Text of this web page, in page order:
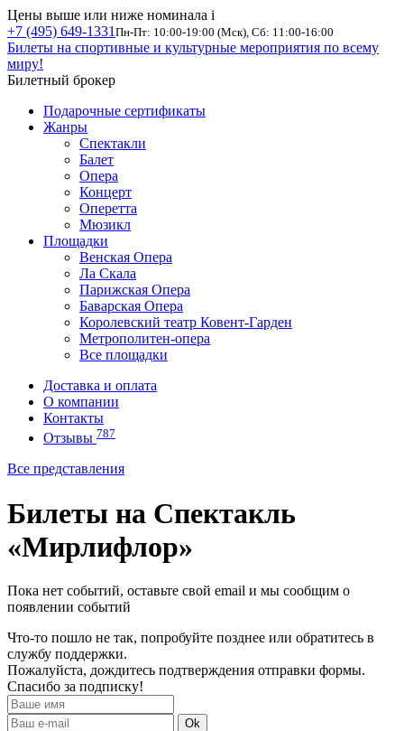
Цены выше или ниже номинала i
+7 (495) 649-1331 Пн-Пт: 10:00-19:00 (Мск), Сб: 11:00-16:00
Билеты на спортивные и культурные мероприятия по всему
миру!
Билетный брокер
Подарочные сертификаты
Жанры
Спектакли
Балет
Опера
Концерт
Оперетта
Мюзикл
Площадки
Венская Опера
Ла Скала
Парижская Опера
Баварская Опера
Королевский театр Ковент-Гарден
Метрополитен-опера
Все площадки
Доставка и оплата
О компании
Контакты
Отзывы 787
Все представления
Билеты на Спектакль
«Мирлифлор»
Пока нет событий, оставьте свой email и мы сообщим о
появлении событий
Что-то пошло не так, попробуйте позднее или обратитесь в
службу поддержки.
Пожалуйста, дождитесь подтверждения отправки формы.
Спасибо за подписку!
Ok